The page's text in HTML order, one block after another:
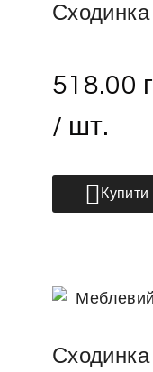
518.00
/ шт.
Купити